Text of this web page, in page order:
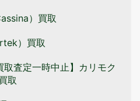
）買取
）買取
取査定一時中止】カリモク
取